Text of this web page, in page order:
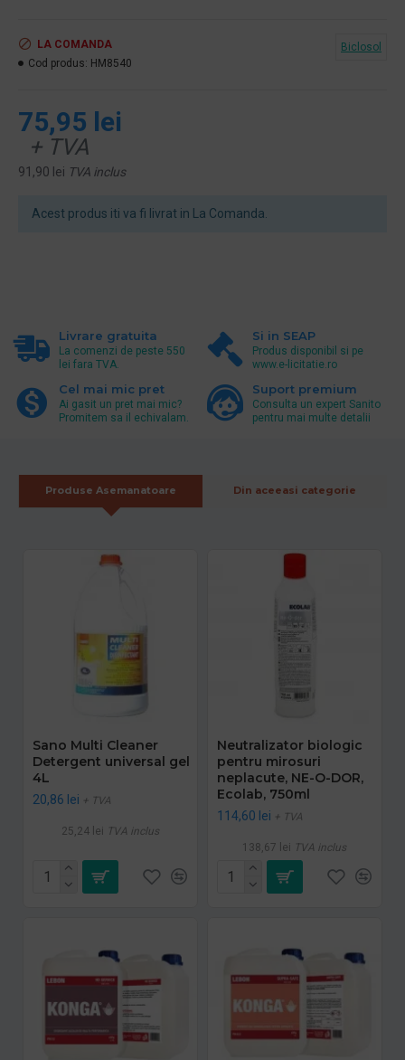
Acest produs iti va fi livrat in La Comanda.
75,95 lei
+ TVA
91,90 lei TVA inclus
LA COMANDA
Cod produs: HM8540
Biclosol
Livrare gratuita
La comenzi de peste 550
lei fara TVA.
Si in SEAP
Produs disponibil si pe
www.e-licitatie.ro
Cel mai mic pret
Ai gasit un pret mai mic?
Promitem sa il echivalam.
Suport premium
Consulta un expert Sanito
pentru mai multe detalii
Produse Asemanatoare Din aceeasi categorie
Sano Multi Cleaner
Detergent universal gel
4L
20,86 lei + TVA
25,24 lei TVA inclus
Neutralizator biologic
pentru mirosuri
neplacute, NE-O-DOR,
Ecolab, 750ml
114,60 lei + TVA
138,67 lei TVA inclus